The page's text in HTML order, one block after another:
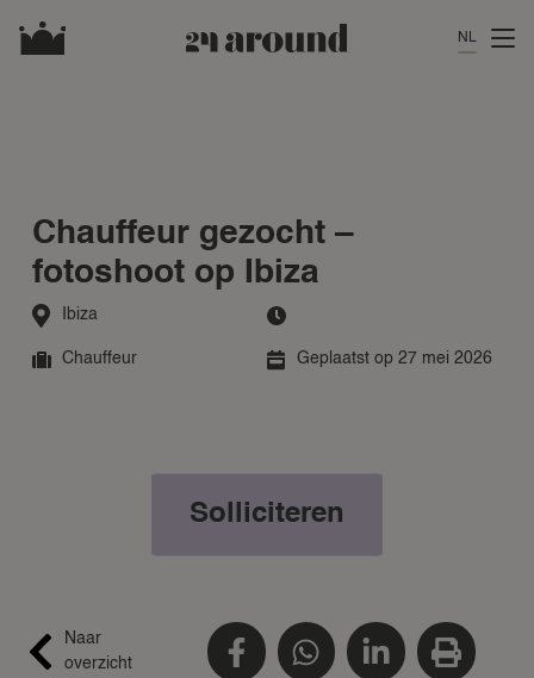
NL
Chauffeur gezocht –
fotoshoot op Ibiza
Ibiza
Chauffeur Geplaatst op 27 mei 2026
Solliciteren
Naar
overzicht